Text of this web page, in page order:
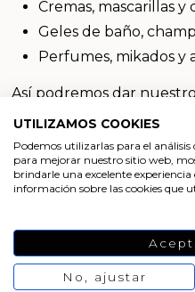
Cremas, mascarillas y
Geles de baño,
Perfumes, mikados y
Así podremos dar
Son unos colorantes de
podremos darle
Este tipo decolorantes
son de muyfácil
formulación a colorear.
mucho, y bastará con
para conseguir tintar
nos permitirá jugar con
Arenas de colores
Aceites y Mantecas
UTILIZAMOS COOKIES
Podemos utilizarlas para el análisis
para mejorar nuestro sitio web,
brindarle una excelente
información sobre las cookies que
No, ajustar